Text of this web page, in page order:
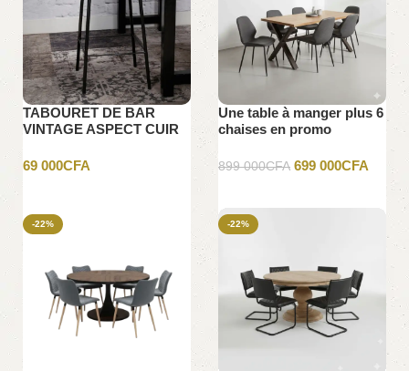
TABOURET DE BAR
VINTAGE ASPECT CUIR
69 000CFA
Une table à manger plus 6
chaises en promo
899 000CFA 699 000CFA
-22% -22%